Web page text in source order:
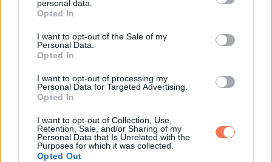
grant or deny consent to Google and its third-party tags to
use your data for below specified purposes in below Google
consent section.
personal data.
Opted In
I want to opt-out of the Sale of my
Personal Data.
Opted In
I want to opt-out of processing my
Personal Data for Targeted Advertising.
Opted In
I want to opt-out of Collection, Use,
Retention, Sale, and/or Sharing of my
Personal Data that Is Unrelated with the
Purposes for which it was collected.
Opted Out
Közben ők évente több luxusautót vesznek, és simán
városba mennének.
Aztán egyszer fordult a kocka. Épp hajóúton voltak, amikor
kaptam egy levelet. A borítékra rá volt írva: „Ne nyisd ki, ha
Körbenéztem, senki nem volt a közelben, úgyhogy rögtön
feltéptem és olvasni kezdtem.